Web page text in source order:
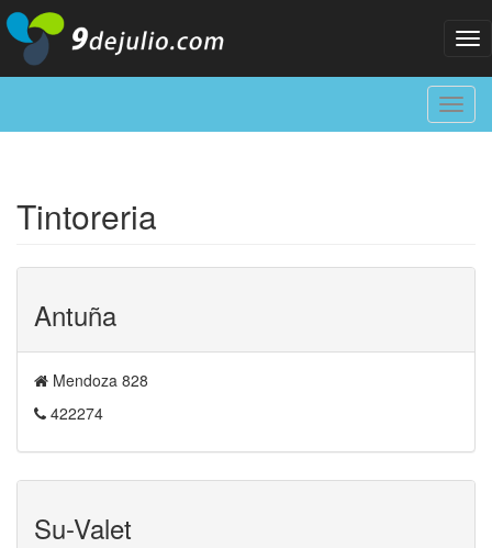
Tintoreria
Antuña
Mendoza 828
422274
Su-Valet